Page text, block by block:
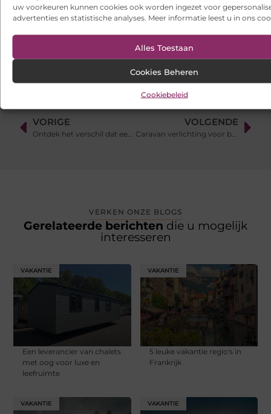
uw voorkeuren kunnen cookies ook worden ingezet voor
advertenties en statistische analyses. Meer informatie leest u in ons
Alles Toestaan
Cookies Beheren
Cookiebeleid
Websites laten maken: wat u moet weten voordat u begint
Ontdek het gemak van online vlees bestellen
VORIGE
Ontdek het verschil dat een airco-installatie bij u in Oosterhout maakt
VOLGENDE
Caravan verlichting voor buiten koopt u hier
VERKEN ONZE BLOGS
Gerelateerde berichten die u mogelijk
interesseren
VAKANTIE
Een leverancier van chalets
met oog voor luxe en
leefruimte
VAKANTIE
5 leuke vakantie regio's in
Frankrijk
VAKANTIE VAKANTIE